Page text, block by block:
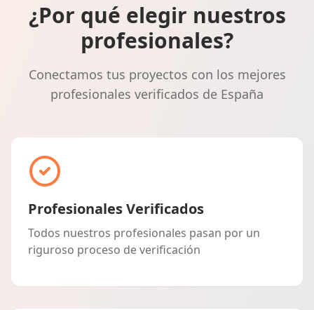
¿Por qué elegir nuestros
profesionales?
Conectamos tus proyectos con los mejores
profesionales verificados de España
Profesionales Verificados
Todos nuestros profesionales pasan por un
riguroso proceso de verificación